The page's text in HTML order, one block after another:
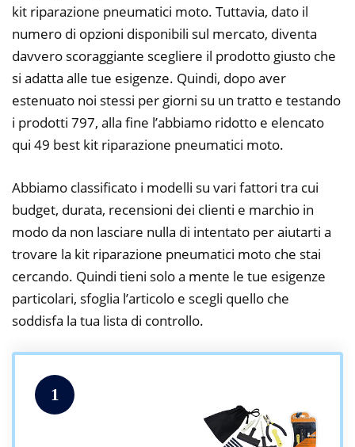
kit riparazione pneumatici moto. Tuttavia, dato il
numero di opzioni disponibili sul mercato, diventa
davvero scoraggiante scegliere il prodotto giusto che
si adatta alle tue esigenze. Quindi, dopo aver
estenuato noi stessi per giorni su un tratto e testando
i prodotti 797, alla fine l’abbiamo ridotto e elencato
qui 49 best kit riparazione pneumatici moto.
Abbiamo classificato i modelli su vari fattori tra cui
budget, durata, recensioni dei clienti e marchio in
modo da non lasciare nulla di intentato per aiutarti a
trovare la kit riparazione pneumatici moto che stai
cercando. Quindi tieni solo a mente le tue esigenze
particolari, sfoglia l’articolo e scegli quello che
soddisfa la tua lista di controllo.
1